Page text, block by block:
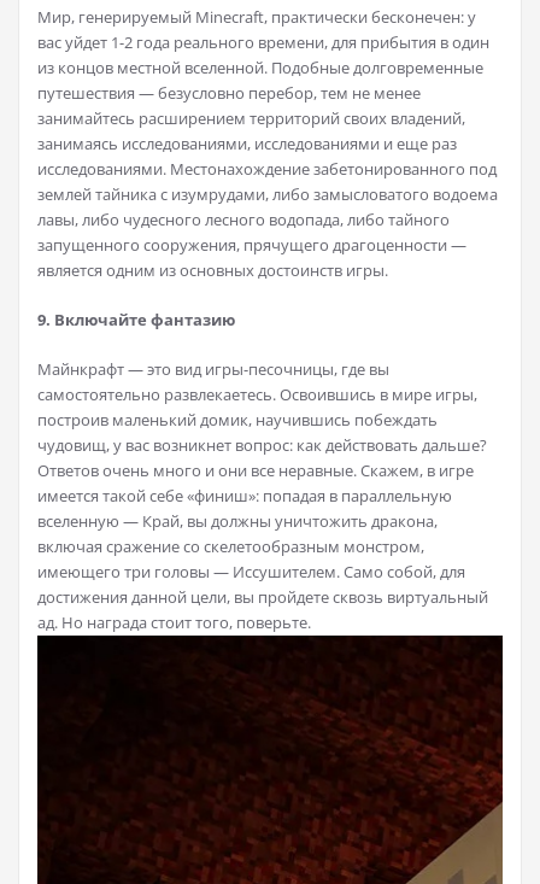
Мир, генерируемый Minecraft, практически бесконечен: у
вас уйдет 1-2 года реального времени, для прибытия в один
из концов местной вселенной. Подобные долговременные
путешествия — безусловно перебор, тем не менее
занимайтесь расширением территорий своих владений,
занимаясь исследованиями, исследованиями и еще раз
исследованиями. Местонахождение забетонированного под
землей тайника с изумрудами, либо замысловатого водоема
лавы, либо чудесного лесного водопада, либо тайного
запущенного сооружения, прячущего драгоценности —
является одним из основных достоинств игры.
9. Включайте фантазию
Майнкрафт — это вид игры-песочницы, где вы
самостоятельно развлекаетесь. Освоившись в мире игры,
построив маленький домик, научившись побеждать
чудовищ, у вас возникнет вопрос: как действовать дальше?
Ответов очень много и они все неравные. Скажем, в игре
имеется такой себе «финиш»: попадая в параллельную
вселенную — Край, вы должны уничтожить дракона,
включая сражение со скелетообразным монстром,
имеющего три головы — Иссушителем. Само собой, для
достижения данной цели, вы пройдете сквозь виртуальный
ад. Но награда стоит того, поверьте.